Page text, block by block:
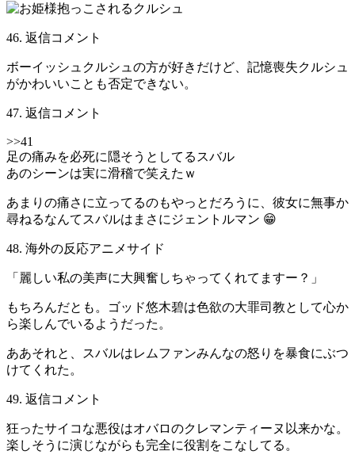
46. 返信コメント
ボーイッシュクルシュの方が好きだけど、記憶喪失クルシュ
がかわいいことも否定できない。
47. 返信コメント
>>41
足の痛みを必死に隠そうとしてるスバル
あのシーンは実に滑稽で笑えたｗ
あまりの痛さに立ってるのもやっとだろうに、彼女に無事か
尋ねるなんてスバルはまさにジェントルマン 😁
48. 海外の反応アニメサイド
「麗しい私の美声に大興奮しちゃってくれてますー？」
もちろんだとも。ゴッド悠木碧は色欲の大罪司教として心か
ら楽しんでいるようだった。
ああそれと、スバルはレムファンみんなの怒りを暴食にぶつ
けてくれた。
49. 返信コメント
狂ったサイコな悪役はオバロのクレマンティーヌ以来かな。
楽しそうに演じながらも完全に役割をこなしてる。